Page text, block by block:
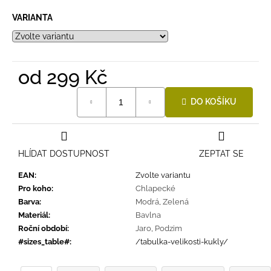
VARIANTA
od 299 Kč
DO KOŠÍKU
EAN:
Zvolte variantu
Pro koho:
Chlapecké
Barva: Modrá Zelená
Materiál:
Bavlna
Roční období: Jaro Podzim
#sizes_table#: /tabulka-velikosti-kukly/
ZEPTAT SE
HLÍDAT DOSTUPNOST